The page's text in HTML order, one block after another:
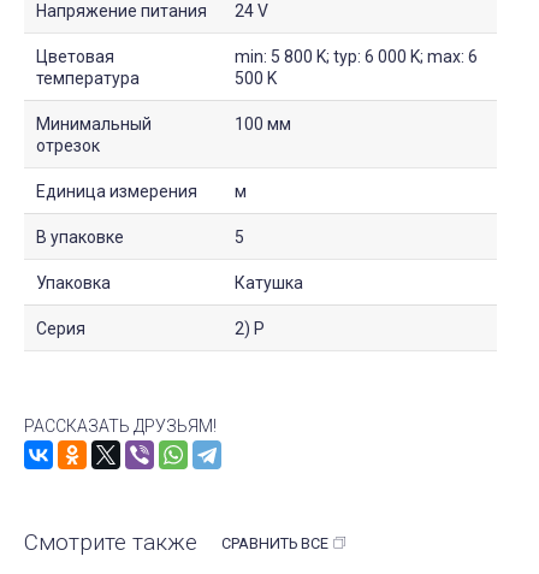
Напряжение питания 24 V
Цветовая
температура
min: 5 800 K; typ: 6 000 K; max: 6
500 K
Минимальный
отрезок
100 мм
Единица измерения м
В упаковке 5
Упаковка Катушка
Серия 2) P
РАССКАЗАТЬ ДРУЗЬЯМ!
Смотрите также СРАВНИТЬ ВСЕ